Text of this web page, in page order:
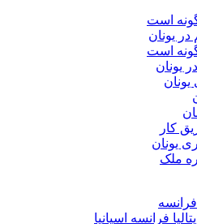
است
یونان
است
یونان
کار
یونان
ملک
فرانسه اسپانیا